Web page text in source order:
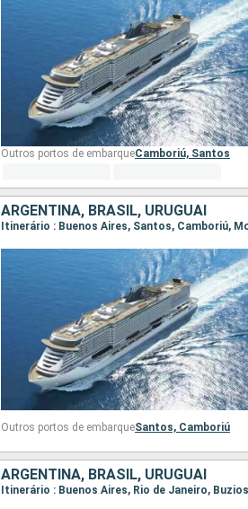
Outros portos de embarqueCamboriú, Santos
ARGENTINA, BRASIL, URUGUAI
Itinerário : Buenos Aires, Santos, Camboriú,
Outros portos de embarqueSantos, Camboriú
ARGENTINA, BRASIL, URUGUAI
Itinerário : Buenos Aires, Rio de Janeiro,